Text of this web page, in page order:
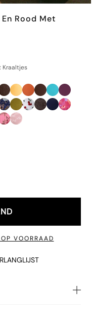
Rood Met
Kraaltjes
VOORRAAD